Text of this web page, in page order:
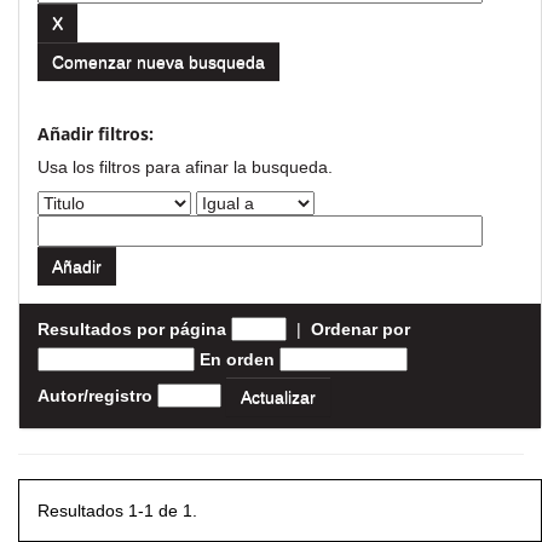
Comenzar nueva busqueda
Añadir filtros:
Usa los filtros para afinar la busqueda.
Resultados por página | Ordenar por
En orden
Autor/registro
Resultados 1-1 de 1.